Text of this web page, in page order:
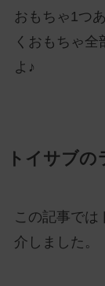
おもちゃ1つ
くおもちゃ
よ♪
トイサブ
この記事では
介しました。